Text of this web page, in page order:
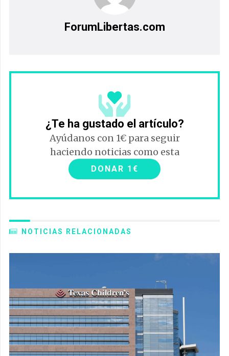
ForumLibertas.com
¿Te ha gustado el artículo?
Ayúdanos con 1€ para seguir
haciendo noticias como esta
DONAR 1€
NOTICIAS RELACIONADAS